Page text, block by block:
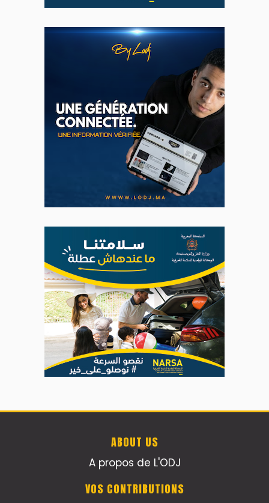
ABOUT US
A propos de L'ODJ
VOS CONTRIBUTIONS